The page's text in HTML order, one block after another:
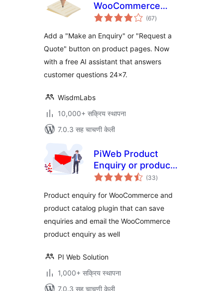
WooCommerce
(Now with AI(67एकूण
मूल्यांकन
)
Add a "Make an Enquiry" or "Request a
Quote" button on product pages. Now
with a free AI assistant that answers
customer questions 24×7.
WisdmLabs
10,000+ सक्रिय स्थापना
7.0.3 सह चाचणी केली
PiWeb Product
Enquiry or product
catalog for
(33एकूण
मूल्यांकन
)
Product enquiry for WooCommerce and
product catalog plugin that can save
enquiries and email the WooCommerce
product enquiry as well
PI Web Solution
1,000+ सक्रिय स्थापना
7.0.3 सह चाचणी केली